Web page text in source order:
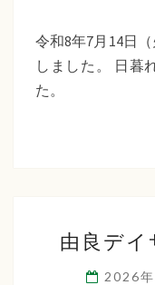
令和8年7月14日
しました。 日暮
た。
由良デ
2026